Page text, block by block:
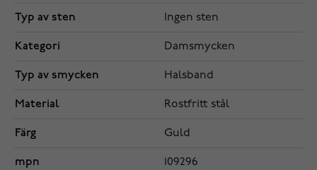
Typ av sten Ingen sten
Kategori Damsmycken
Typ av smycken Halsband
Material Rostfritt stål
Färg Guld
mpn 109296